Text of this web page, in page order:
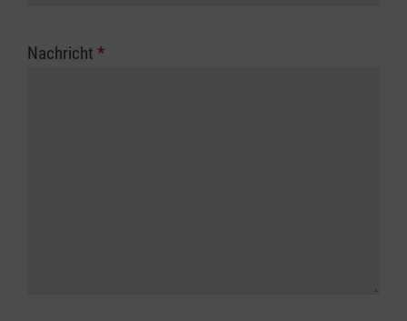
Nachricht *